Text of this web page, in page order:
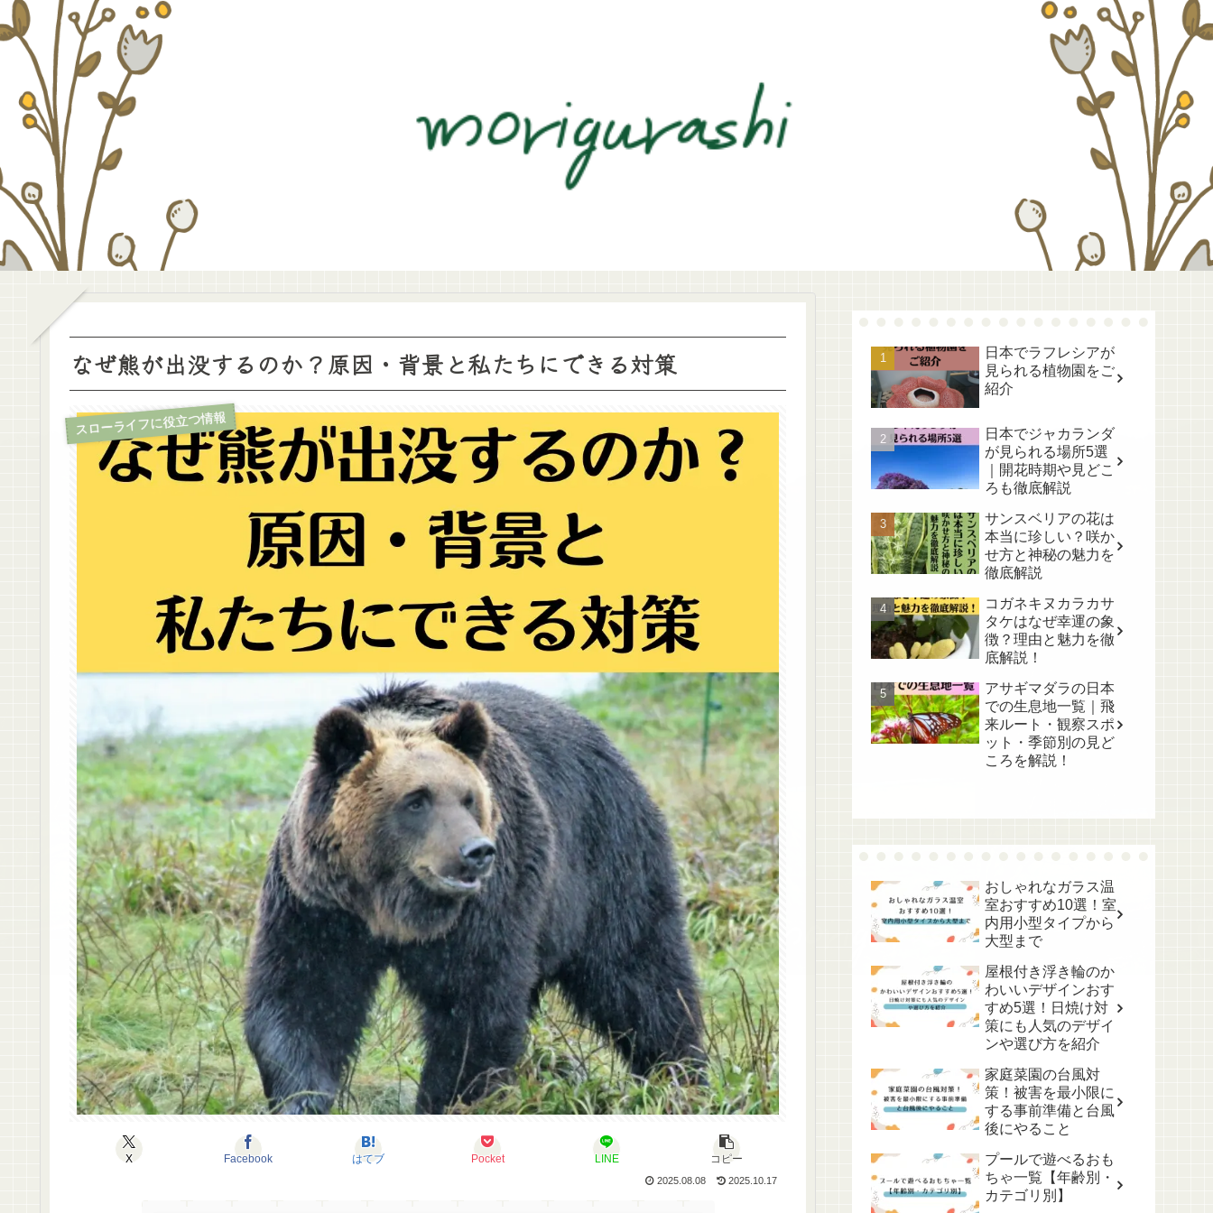
なぜ熊が出没するのか？原因・背景と私たちにできる対策
スローライフに役立つ情報
X Facebook はてブ Pocket LINE コピー
2025.08.08 2025.10.17
日本でラフレシアが
見られる植物園をご
紹介
日本でジャカランダ
が見られる場所5選
｜開花時期や見どこ
ろも徹底解説
サンスベリアの花は
本当に珍しい？咲か
せ方と神秘の魅力を
徹底解説
コガネキヌカラカサ
タケはなぜ幸運の象
徴？理由と魅力を徹
底解説！
アサギマダラの日本
での生息地一覧｜飛
来ルート・観察スポ
ット・季節別の見ど
ころを解説！
おしゃれなガラス温
室おすすめ10選！室
内用小型タイプから
大型まで
屋根付き浮き輪のか
わいいデザインおす
すめ5選！日焼け対
策にも人気のデザイ
ンや選び方を紹介
家庭菜園の台風対
策！被害を最小限に
する事前準備と台風
後にやること
プールで遊べるおも
ちゃ一覧【年齢別・
カテゴリ別】